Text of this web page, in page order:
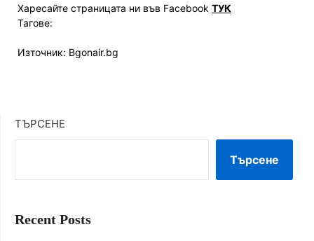
Харесайте страницата ни във Facebook ТУК
Тагове:
Източник: Bgonair.bg
ТЪРСЕНЕ
Търсене
Recent Posts